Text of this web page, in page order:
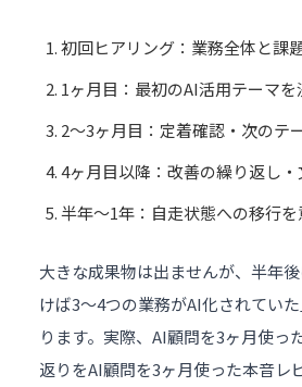
初回ヒアリング：業務全体と課
1ヶ月目：最初のAI活用テーマ
2〜3ヶ月目：定着確認・次のテ
4ヶ月目以降：改善の繰り返し・
半年〜1年：自走状態への移行を
大きな成果物は出ませんが、半年
けば3〜4つの業務がAI化されてい
ります。実際、AI顧問を3ヶ月使っ
返りをAI顧問を3ヶ月使った本音レ